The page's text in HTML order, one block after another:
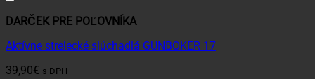
DARČEK PRE POĽOVNÍKA
Aktívne strelecké slúchadlá GUNBOKER 17
39,90€ s DPH